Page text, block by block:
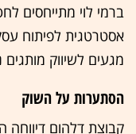
ברמי לוי מתייחסים
אסטרטגית לפיתוח
מגעים לשיווק מותגים
הסתערות על השוק
קבוצת דלהום דיווחה